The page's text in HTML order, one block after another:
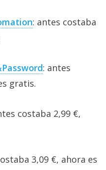
: antes costaba
: antes
gratis.
costaba 2,99 €,
3,09 €, ahora es